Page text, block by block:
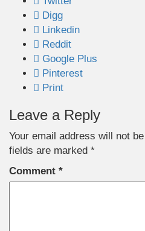
Digg
Linkedin
Reddit
Google Plus
Pinterest
Print
Leave a Reply
Your email address will not
fields are marked *
Comment *